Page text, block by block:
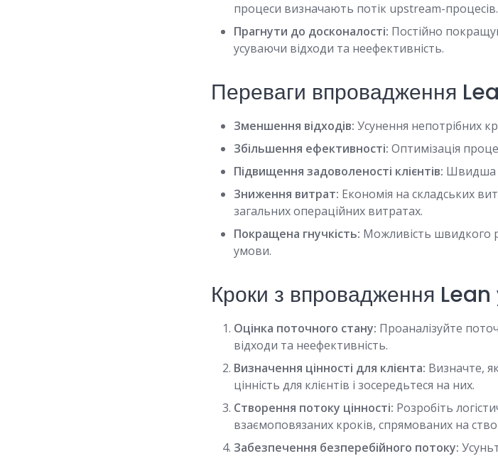
процеси визначають потік upstream-процесів.
Прагнути до досконалості: Постійно
усуваючи відходи та неефективність.
Переваги впровадження
Зменшення відходів: Усунення непотрібних
Збільшення ефективності: Оптимізація
Підвищення задоволеності клієнтів: Швидша
Зниження витрат: Економія на складських
загальних операційних витратах.
Покращена гнучкість: Можливість швидкого
умови.
Кроки з впровадження Lean
Оцінка поточного стану: Проаналізуйте
відходи та неефективність.
Визначення цінності для клієнта: Визначте,
цінність для клієнтів і зосередьтеся на них.
Створення потоку цінності: Розробіть
взаємоповязаних кроків, спрямованих на
Забезпечення безперебійного потоку: